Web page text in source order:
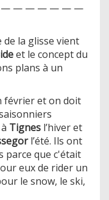
— — — — — —
de la glisse vient
et le concept du
plans à un
février et on doit
Tignes l’hiver et
l’été. Ils ont
parce que c'était
eux de rider un
le snow, le ski,